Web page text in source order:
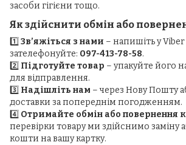
засоби гігієни тощо.
Як здійснити обмін або
1️⃣ Зв’яжіться з нами – напишіть у Viber
зателефонуйте: 097-413-78-58.
2️⃣ Підготуйте товар – упакуйте його
для відправлення.
3️⃣ Надішліть нам – через Нову Пошту
доставки за попереднім погодженням.
4️⃣ Отримайте обмін або повернення
перевірки товару ми здійснимо заміну
кошти на вашу картку.